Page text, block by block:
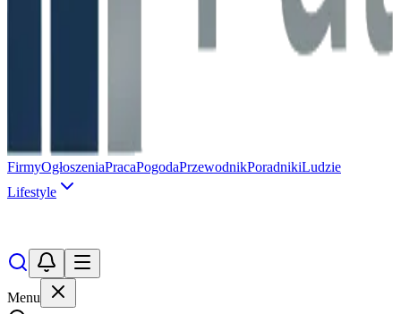
FirmyOgłoszeniaPracaPogodaPrzewodnikPoradnikiLudzie
Lifestyle
Menu